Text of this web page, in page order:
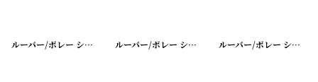
ルーバー/ボレー シャッター シングル [20200401-25 ]
ルーバー/ボレー シャッター シングル [20200401-
ルーバー/ボレー シャッター シングル